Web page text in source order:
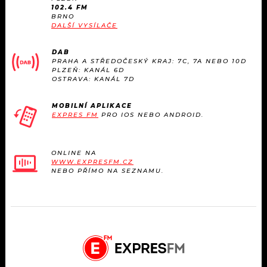
102.4 FM
BRNO
DALŠÍ VYSÍLAČE
DAB
PRAHA A STŘEDOČESKÝ KRAJ: 7C, 7A NEBO 10D
PLZEŇ: KANÁL 6D
OSTRAVA: KANÁL 7D
MOBILNÍ APLIKACE
EXPRES FM PRO IOS NEBO ANDROID.
ONLINE NA
WWW.EXPRESFM.CZ
NEBO PŘÍMO NA SEZNAMU.